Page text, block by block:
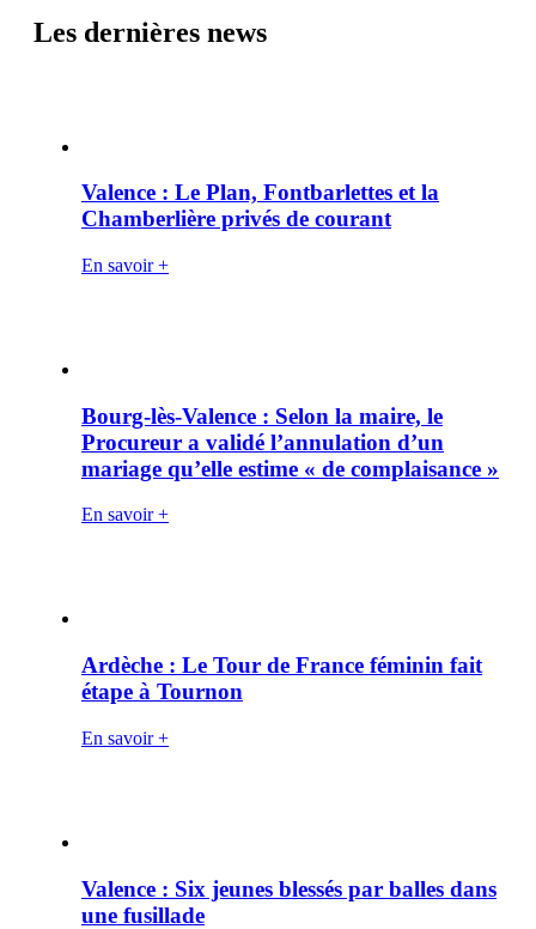
Les dernières news
Valence : Le Plan, Fontbarlettes et la
Chamberlière privés de courant
En savoir +
Bourg-lès-Valence : Selon la maire, le
Procureur a validé l’annulation d’un
mariage qu’elle estime « de complaisance »
En savoir +
Ardèche : Le Tour de France féminin fait
étape à Tournon
En savoir +
Valence : Six jeunes blessés par balles dans
une fusillade